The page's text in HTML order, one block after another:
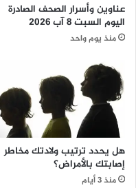
عناوين وأسرار الصحف الصادرة
اليوم السبت 8 آب 2026
منذ يوم واحد
هل يحدد ترتيب ولادتك مخاطر
إصابتك بالأمراض؟
منذ 3 أيام